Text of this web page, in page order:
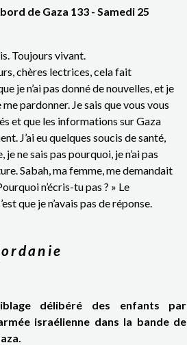
de Gaza 133 - Samedi 25
Toujours vivant.
chères lectrices, cela fait
je n’ai pas donné de nouvelles, et je
pardonner. Je sais que vous vous
et que les informations sur Gaza
J’ai eu quelques soucis de santé,
je ne sais pas pourquoi, je n’ai pas
Sabah, ma femme, me demandait
n’écris-tu pas ? » Le
que je n’avais pas de réponse.
délibéré des enfants par
israélienne dans la bande de